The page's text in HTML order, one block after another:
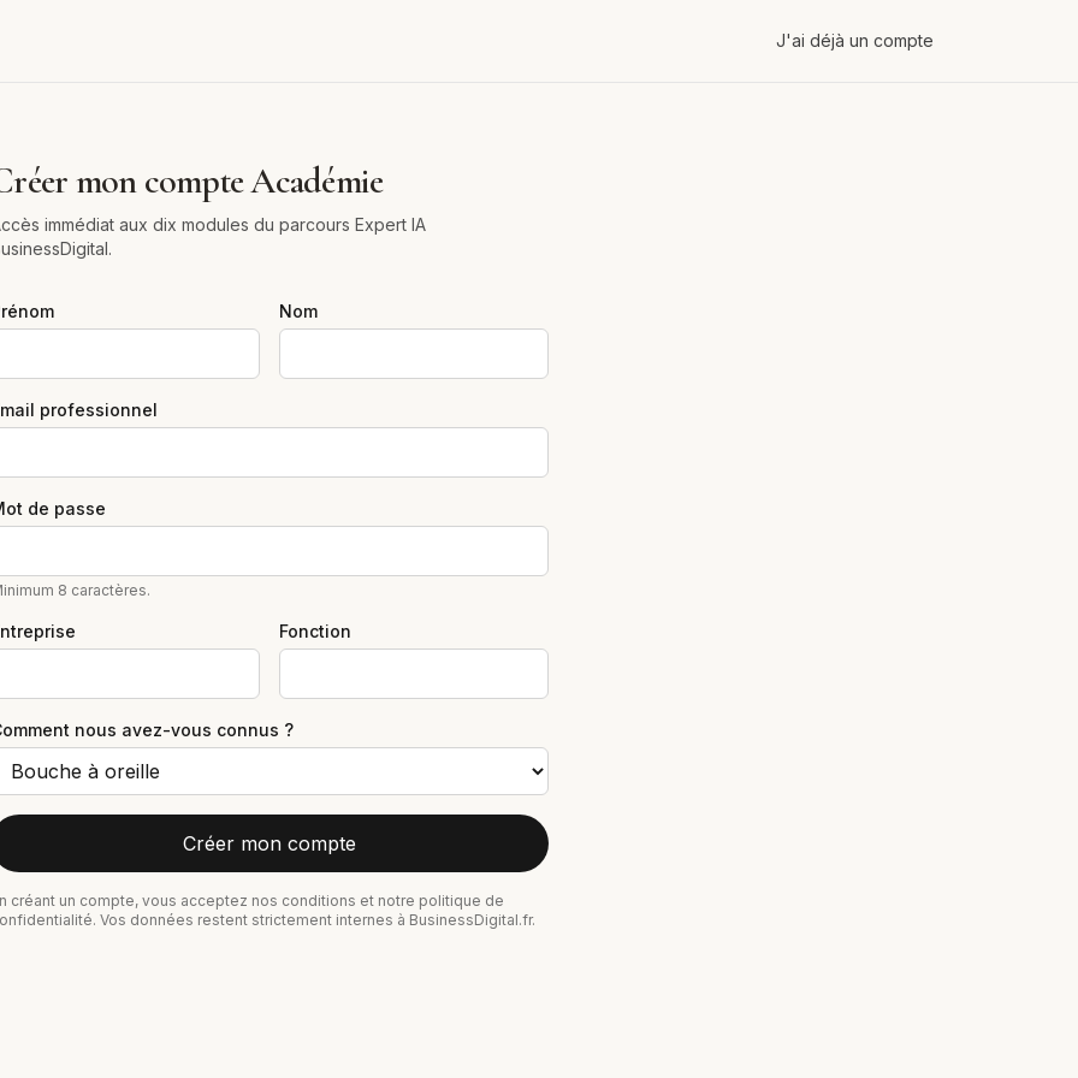
J'ai déjà un compte
mon compte Académie
immédiat aux dix modules du parcours Expert IA
Nom
professionnel
de passe
8 caractères.
Fonction
nous avez-vous connus ?
Créer mon compte
créant un compte, vous acceptez nos conditions et notre politique de
Vos données restent strictement internes à BusinessDigital.fr.